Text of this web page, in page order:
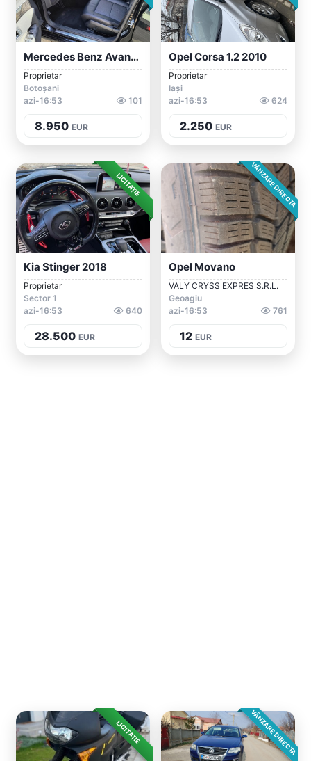
Mercedes Benz Avantgarde E 250 ,204cp,An...
Proprietar
Botoșani
azi-16:53
101
8.950 EUR
Opel Corsa 1.2 2010
Proprietar
Iași
azi-16:53
624
2.250 EUR
LICITAȚIE
Kia Stinger 2018
Proprietar
Sector 1
azi-16:53
640
28.500 EUR
VÂNZARE DIRECTA
Opel Movano
VALY CRYSS EXPRES S.R.L.
Geoagiu
azi-16:53
761
12 EUR
LICITAȚIE VÂNZARE DIRECTA